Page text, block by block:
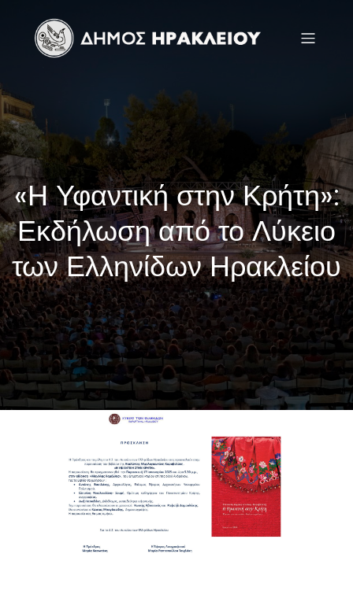
«Η Υφαντική στην Κρήτη»:
Εκδήλωση από το Λύκειο
των Ελληνίδων Ηρακλείου